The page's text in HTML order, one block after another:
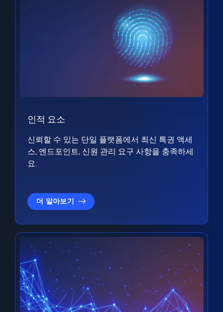
인적 요소
신뢰할 수 있는 단일 플랫폼에서 최신 특권 액세
스, 엔드포인트, 신원 관리 요구 사항을 충족하세
요.
더 알아보기